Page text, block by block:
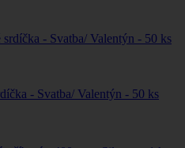
- Svatba/ Valentýn - 50 ks